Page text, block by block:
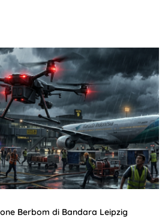
Berbom di Bandara Leipzig